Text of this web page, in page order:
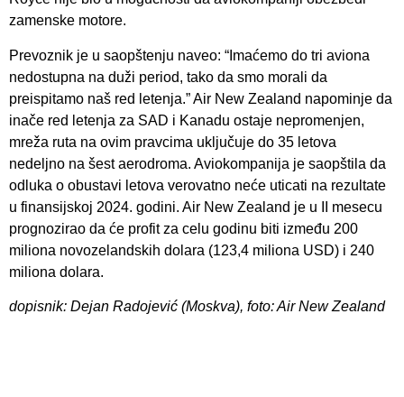
zamenske motore.
Prevoznik je u saopštenju naveo: “Imaćemo do tri aviona
nedostupna na duži period, tako da smo morali da
preispitamo naš red letenja.” Air New Zealand napominje da
inače red letenja za SAD i Kanadu ostaje nepromenjen,
mreža ruta na ovim pravcima uključuje do 35 letova
nedeljno na šest aerodroma. Aviokompanija je saopštila da
odluka o obustavi letova verovatno neće uticati na rezultate
u finansijskoj 2024. godini. Air New Zealand je u II mesecu
prognozirao da će profit za celu godinu biti između 200
miliona novozelandskih dolara (123,4 miliona USD) i 240
miliona dolara.
dopisnik: Dejan Radojević (Moskva), foto: Air New Zealand